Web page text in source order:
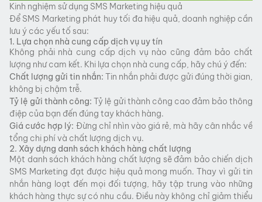
Kinh nghiệm sử dụng SMS Marketing hiệu quả
Để SMS Marketing phát huy tối đa hiệu quả, doanh nghiệp cần
lưu ý các yếu tố sau:
1. Lựa chọn nhà cung cấp dịch vụ uy tín
Không phải nhà cung cấp dịch vụ nào cũng đảm bảo chất
lượng như cam kết. Khi lựa chọn nhà cung cấp, hãy chú ý đến:
Chất lượng gửi tin nhắn: Tin nhắn phải được gửi đúng thời gian,
không bị chậm trễ.
Tỷ lệ gửi thành công: Tỷ lệ gửi thành công cao đảm bảo thông
điệp của bạn đến đúng tay khách hàng.
Giá cước hợp lý: Đừng chỉ nhìn vào giá rẻ, mà hãy cân nhắc về
tổng chi phí và chất lượng dịch vụ.
2. Xây dựng danh sách khách hàng chất lượng
Một danh sách khách hàng chất lượng sẽ đảm bảo chiến dịch
SMS Marketing đạt được hiệu quả mong muốn. Thay vì gửi tin
nhắn hàng loạt đến mọi đối tượng, hãy tập trung vào những
khách hàng thực sự có nhu cầu. Điều này không chỉ giảm thiểu